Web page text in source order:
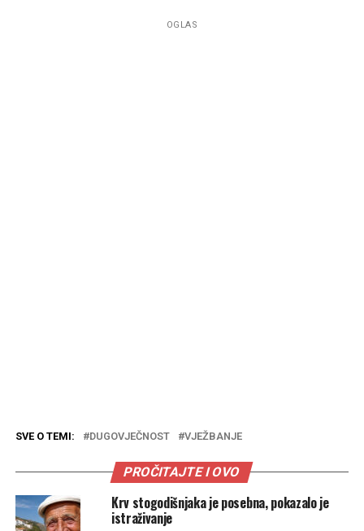
OGLAS
SVE O TEMI: DUGOVJEČNOST VJEŽBANJE
PROČITAJTE I OVO
Krv stogodišnjaka je posebna, pokazalo je
istraživanje